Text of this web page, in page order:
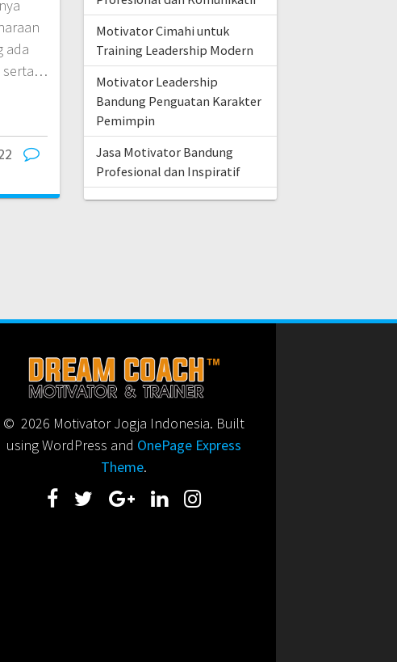
ada
serta…
Motivator Cimahi untuk
Training Leadership Modern
Motivator Leadership
Bandung Penguatan Karakter
Pemimpin
Jasa Motivator Bandung
Profesional dan Inspiratif
© 2026 Motivator Jogja Indonesia. Built
using WordPress and OnePage Express
Theme.